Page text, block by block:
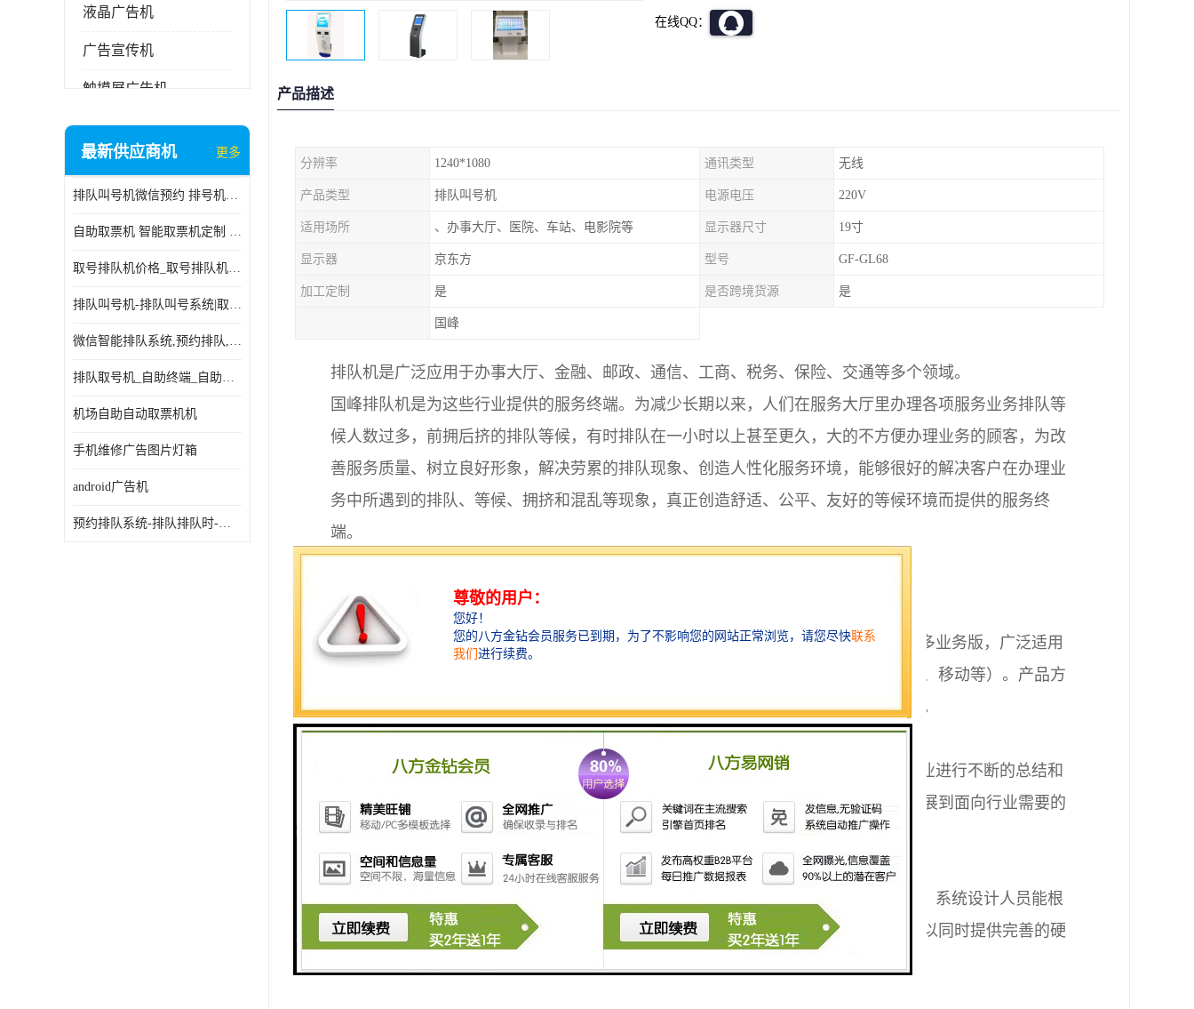
液晶广告机
广告宣传机
触摸屏广告机
液晶显示器
电子白板
自助服务终端
最新供应商机 更多
排队叫号机微信预约 排号机诊所 行政大厅营业厅取号机
自助取票机 智能取票机定制 款式多样
取号排队机价格_取号排队机报价_取号排队机多少钱
排队叫号机-排队叫号系统|取号机-液晶拼接屏-自助终端机
微信智能排队系统,预约排队,扫码排队,微信叫号
排队取号机_自助终端_自助签到一体机 支持定做
机场自助自动取票机机
手机维修广告图片灯箱
android广告机
预约排队系统-排队排队时-排动排号系统和排队的使用方法
在线QQ：
产品描述
分辨率 1240*1080 通讯类型 无线
产品类型 排队叫号机 电源电压 220V
适用场所 、办事大厅、医院、车站、电影院等 显示器尺寸 19寸
显示器 京东方 型号 GF-GL68
加工定制 是 是否跨境货源 是
国峰
排队机是广泛应用于办事大厅、金融、邮政、通信、工商、税务、保险、交通等多个领域。
国峰排队机是为这些行业提供的服务终端。为减少长期以来，人们在服务大厅里办理各项服务业务排队等
候人数过多，前拥后挤的排队等候，有时排队在一小时以上甚至更久，大的不方便办理业务的顾客，为改
善服务质量、树立良好形象，解决劳累的排队现象、创造人性化服务环境，能够很好的解决客户在办理业
务中所遇到的排队、等候、拥挤和混乱等现象，真正创造舒适、公平、友好的等候环境而提供的服务终
端。
排队机系统优势：
l 产品优势：
经过长期的研究开发，形成了系列化硬件、软件产品，包括单业务版和多业务版，广泛适用
于各部门（工商行政管理局、各行政服务大厅、、税务、消防、银行、、交管、电信、移动等）。产品方
便实用，贴切行业业务实际，产品完善成熟。已形成了针对各行业需要的系列化产品。
l 技术优势：公司组织一批高素质的开发对、工商、税务、银行业务管理系统等各行业进行不断的总结和
研究，使各种管理系统得到进一步的完善和改进，从原来简单办理业务排队应用，发展到面向行业需要的
复杂多项业务管理的全过程应用，实现了网络环境下，多业务管理的业务管理系统。
l 服务优势：公司具有的系统设计和实施、服务队伍，满足您售前、售后服务的需要。系统设计人员能根
据你的具体需要规划设计系统。有经验丰富的安装、调试人员为您现场服务。售后可以同时提供完善的硬